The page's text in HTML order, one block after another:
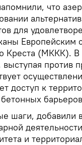
что
для
Креста (МККК). В
выступая против
доступ к
шаги, добавили
и